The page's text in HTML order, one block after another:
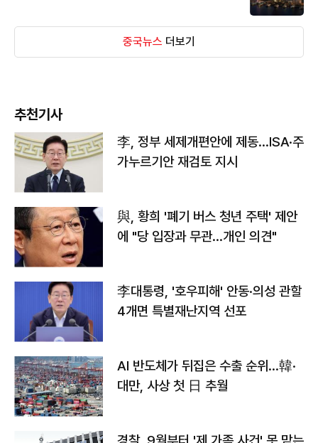
중국뉴스 더보기
추천기사
李, 정부 세제개편안에 제동…ISA·주
가누르기안 재검토 지시
與, 황희 '폐기 버스 청년 주택' 제안
에 "당 입장과 무관…개인 의견"
李대통령, '호우피해' 안동·의성 관할
4개면 특별재난지역 선포
AI 반도체가 뒤집은 수출 순위…韓·
대만, 사상 첫 日 추월